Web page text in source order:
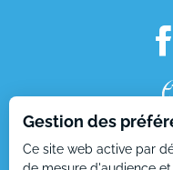
Gestion des
Ce site web active par